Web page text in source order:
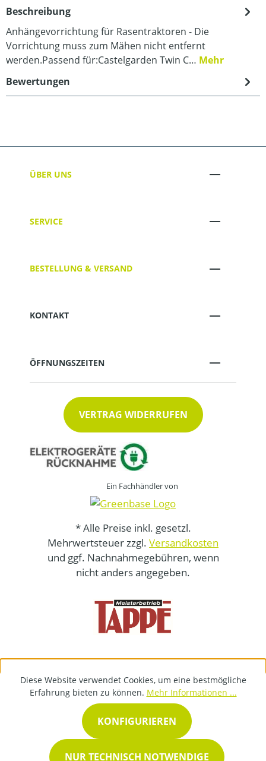
Beschreibung
Anhängevorrichtung für Rasentraktoren - Die
Vorrichtung muss zum Mähen nicht entfernt
werden.Passend für:Castelgarden Twin C… Mehr
Bewertungen
ÜBER UNS
SERVICE
BESTELLUNG & VERSAND
KONTAKT
ÖFFNUNGSZEITEN
VERTRAG WIDERRUFEN
Ein Fachhändler von
* Alle Preise inkl. gesetzl.
Mehrwertsteuer zzgl. Versandkosten
und ggf. Nachnahmegebühren, wenn
nicht anders angegeben.
Diese Website verwendet Cookies, um eine bestmögliche
Erfahrung bieten zu können. Mehr Informationen ...
NUR TECHNISCH NOTWENDIGE
KONFIGURIEREN